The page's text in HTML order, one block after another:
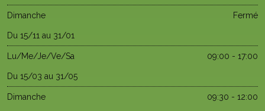
Dimanche Fermé
Du 15/11 au 31/01
Lu/Me/Je/Ve/Sa 09:00 - 17:00
Du 15/03 au 31/05
Dimanche 09:30 - 12:00